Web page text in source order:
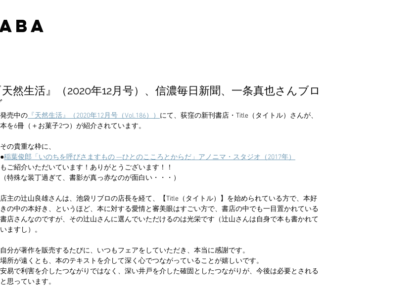
天然生活』（2020年12月号）、信濃毎日新聞、一条真也さんブロ
発売中の 『天然生活』（2020年12月号（Vol.186）） にて、荻窪の新刊書店・Title（タイトル）さんが、
本を6冊（＋お菓子2つ）が紹介されています。
その貴重な枠に、
●稲葉俊郎「いのちを呼びさますもの —ひとのこころとからだ」アノニマ・スタジオ（2017年）
もご紹介いただいています！ありがとうございます！！
（特殊な装丁過ぎて、書影が真っ赤なのが面白い・・・）
店主の辻山良雄さんは、池袋リブロの店長を経て、【Title（タイトル）】を始められている方で、本好
きの中の本好き、というほど、本に対する愛情と審美眼はすごい方で、書店の中でも一目置かれている
書店さんなのですが、その辻山さんに選んでいただけるのは光栄です（辻山さんは自身で本も書かれて
いますし）。
自分が著作を販売するたびに、いつもフェアをしていただき、本当に感謝です。
場所が遠くとも、本のテキストを介して深く心でつながっていることが嬉しいです。
安易で利害を介したつながりではなく、深い井戸を介した確固としたつながりが、今後は必要とされる
と思っています。